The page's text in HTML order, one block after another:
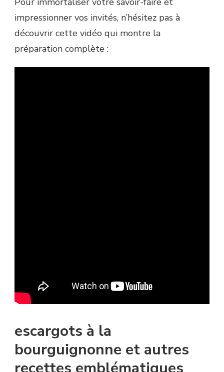
impressionner vos invités, n’hésitez pas à
découvrir cette vidéo qui montre la
préparation complète :
escargots à la
bourguignonne et autres